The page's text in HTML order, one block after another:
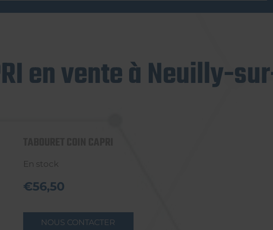
en vente à Neuilly-
En stock
€56,50
NOUS CONTACTER